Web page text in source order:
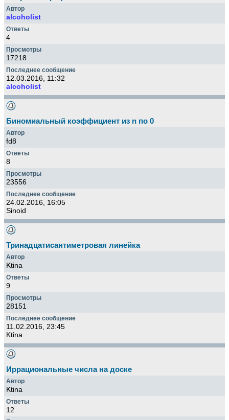
alcoholist
4
17218
12.03.2016, 11:32
alcoholist
Биномиальный коэффициент из n по 0
fd8
8
23556
24.02.2016, 16:05
Sinoid
Тринадцатисантиметровая линейка
Ktina
9
28151
11.02.2016, 23:45
Ktina
Иррациональные числа на доске
Ktina
12